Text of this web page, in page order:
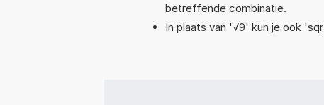
betreffende combinatie.
In plaats van '√9' kun je ook